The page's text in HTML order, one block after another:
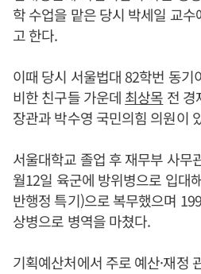
학 수업을 맡은 당시 박세일 교
고 한다.
이때 당시 서울법대 82학번 동기
비한 친구들 가운데 최상목 전 경
장관과 박수영 국민의힘 의원이
서울대학교 졸업 후 재무부 사무
월12일 육군에 방위병으로 입대
반행정 특기)으로 복무했으며
상병으로 병역을 마쳤다.
기획예산처에서 주로 예산·재정